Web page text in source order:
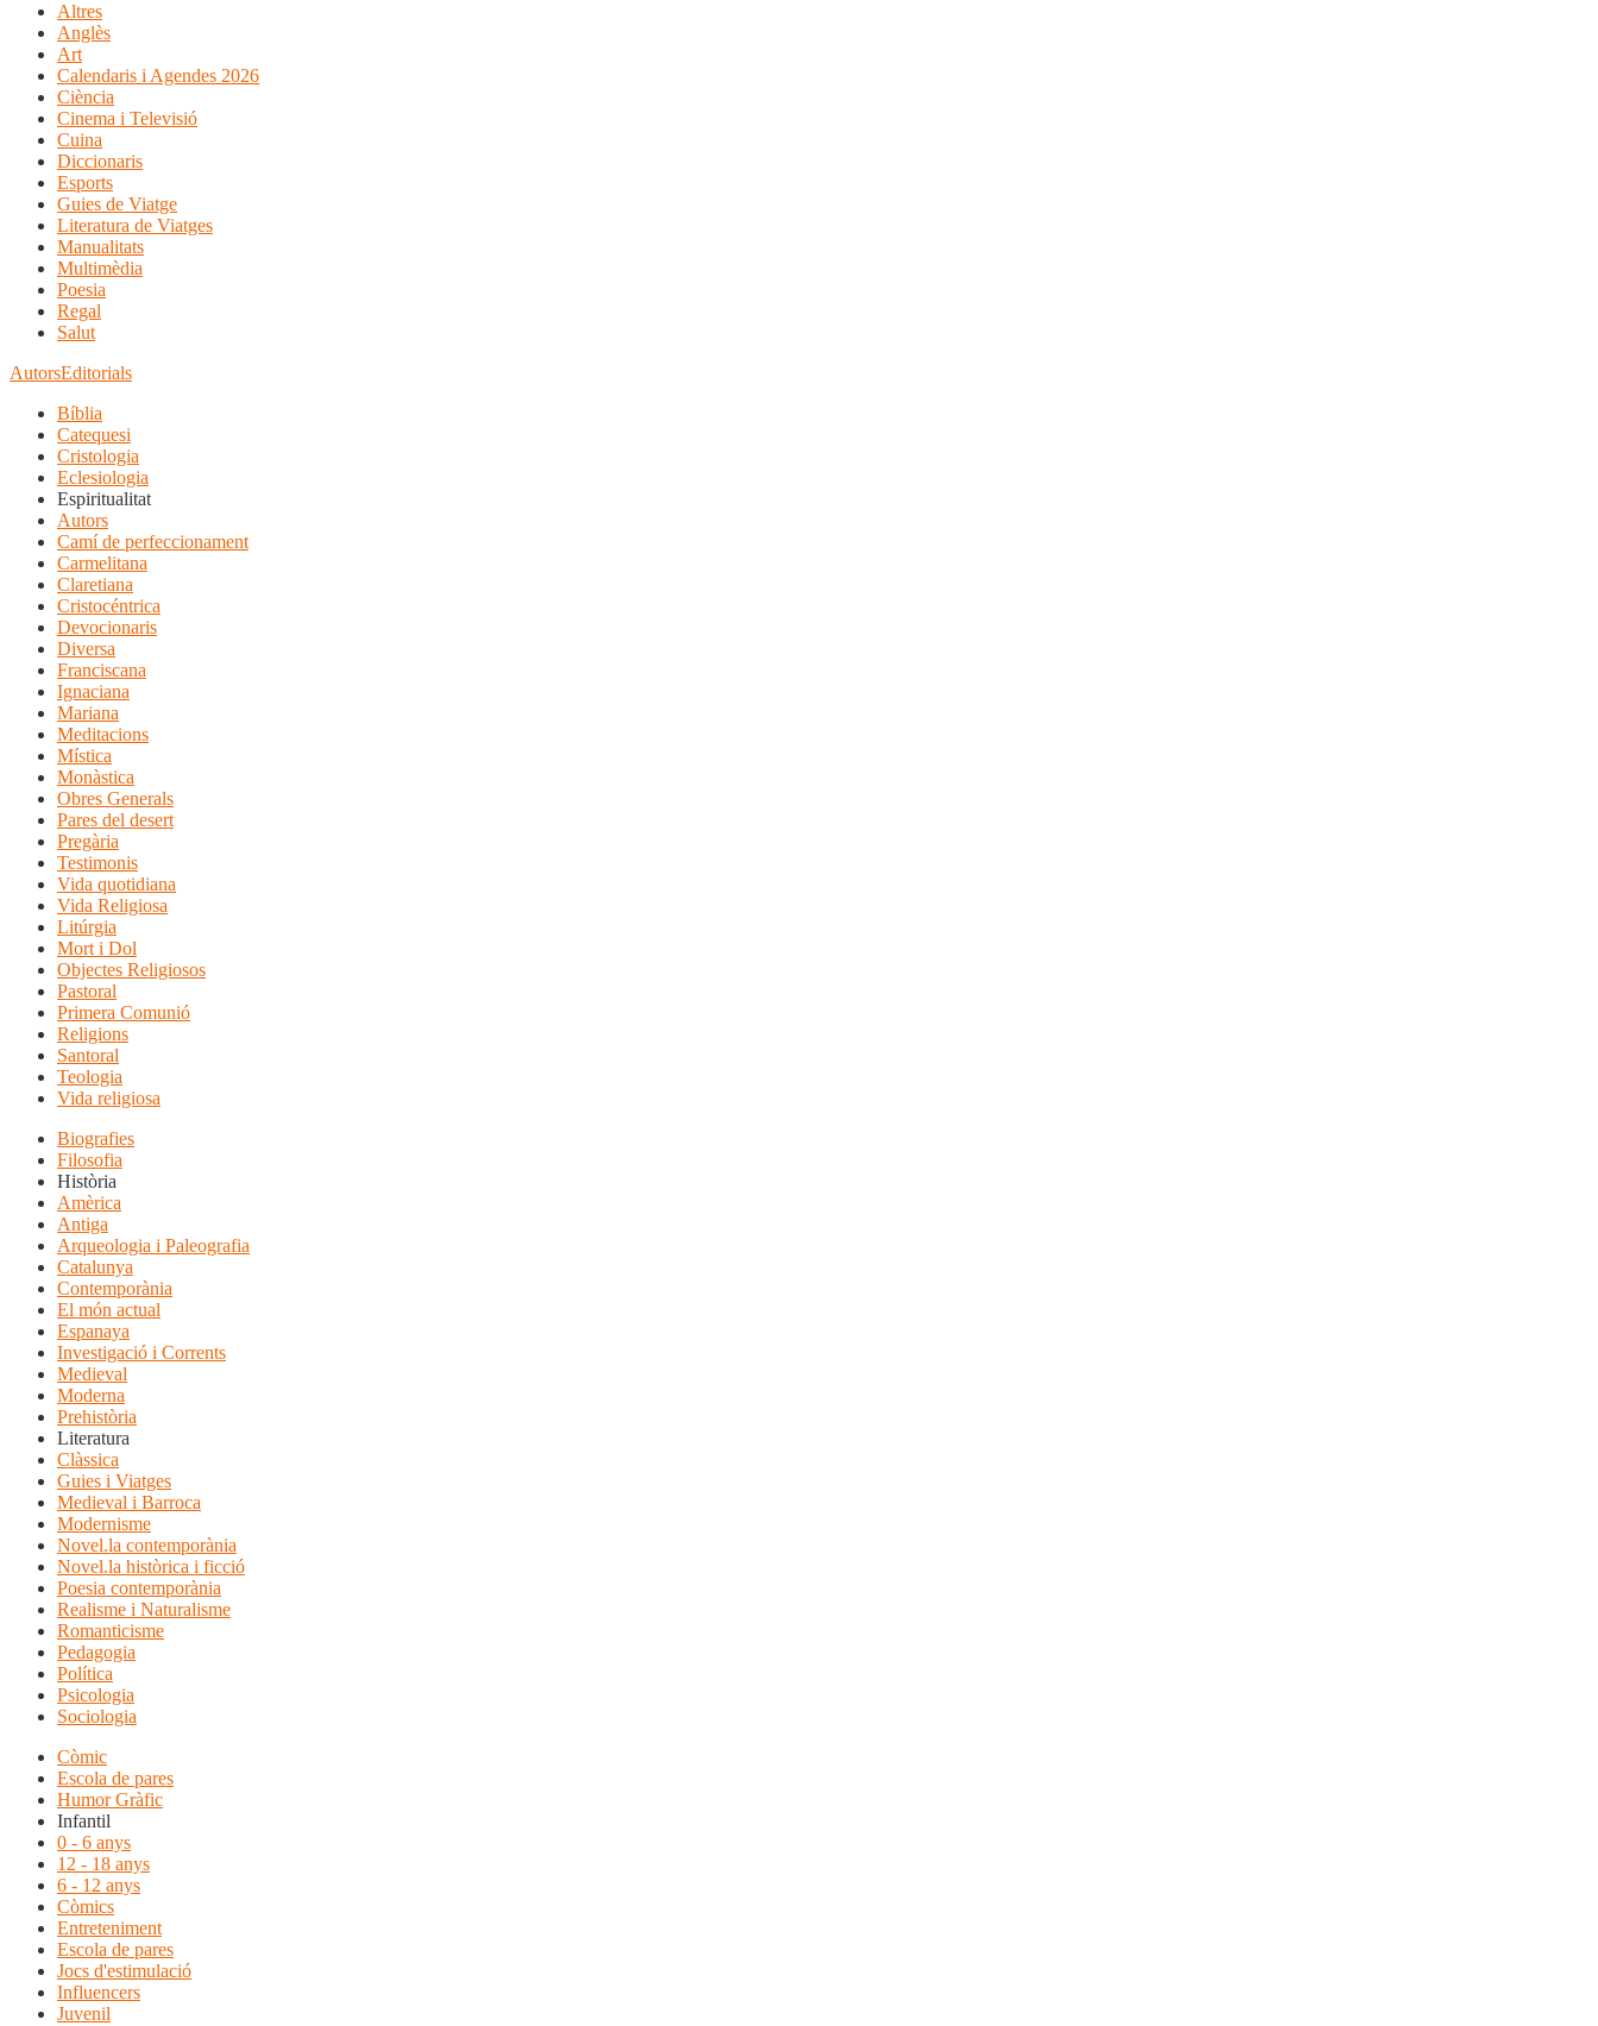
Altres
Anglès
Art
Calendaris i Agendes 2026
Ciència
Cinema i Televisió
Cuina
Diccionaris
Esports
Guies de Viatge
Literatura de Viatges
Manualitats
Multimèdia
Poesia
Regal
Salut
AutorsEditorials
Bíblia
Catequesi
Cristologia
Eclesiologia
Espiritualitat
Autors
Camí de perfeccionament
Carmelitana
Claretiana
Cristocéntrica
Devocionaris
Diversa
Franciscana
Ignaciana
Mariana
Meditacions
Mística
Monàstica
Obres Generals
Pares del desert
Pregària
Testimonis
Vida quotidiana
Vida Religiosa
Litúrgia
Mort i Dol
Objectes Religiosos
Pastoral
Primera Comunió
Religions
Santoral
Teologia
Vida religiosa
Biografies
Filosofia
Història
Amèrica
Antiga
Arqueologia i Paleografia
Catalunya
Contemporània
El món actual
Espanaya
Investigació i Corrents
Medieval
Moderna
Prehistòria
Literatura
Clàssica
Guies i Viatges
Medieval i Barroca
Modernisme
Novel.la contemporània
Novel.la històrica i ficció
Poesia contemporània
Realisme i Naturalisme
Romanticisme
Pedagogia
Política
Psicologia
Sociologia
Còmic
Escola de pares
Humor Gràfic
Infantil
0 - 6 anys
12 - 18 anys
6 - 12 anys
Còmics
Entreteniment
Escola de pares
Jocs d'estimulació
Influencers
Juvenil